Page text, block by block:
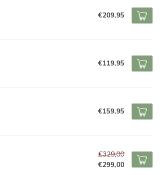
€209,95
€119,95
€159,95
€329,00
€299,00